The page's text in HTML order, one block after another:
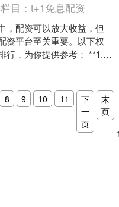
栏目：t+1免息配资
，配资可以放大收益，但
资平台至关重要。以下权
行，为你提供参考： **1.
8 9 10 11
下
一
页
末
页